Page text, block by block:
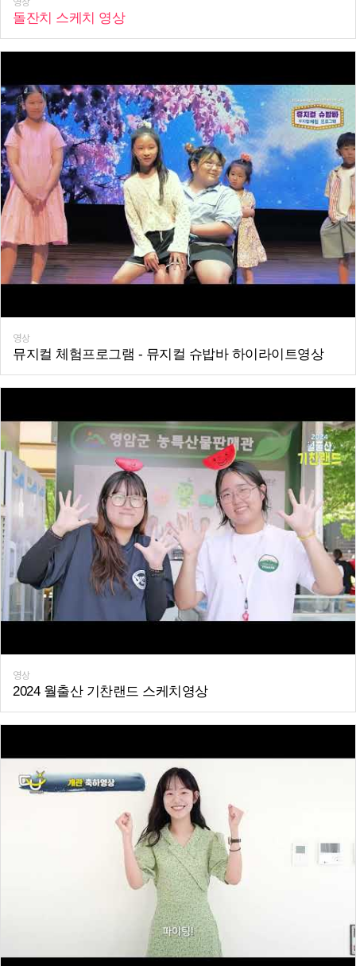
돌잔치 스케치 영상
영상
뮤지컬 체험프로그램 - 뮤지컬 슈밥바 하이라이트영상
영상
2024 월출산 기찬랜드 스케치영상